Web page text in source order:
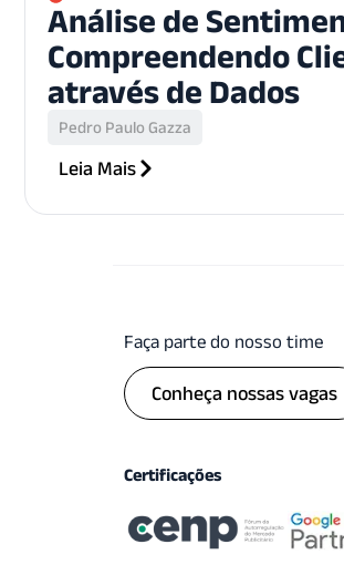
Análise de
Compreendendo
através de Dados
Pedro Paulo Gazza
Leia Mais
Faça parte do nosso time
Conheça nossas vagas
Certificações